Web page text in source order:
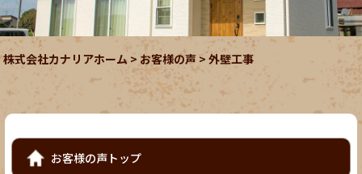
株式会社カナリアホーム > お客様の声 >外壁工事
お客様の声トップ